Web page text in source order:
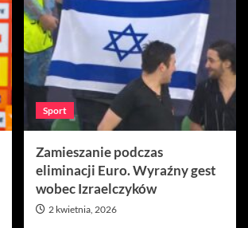
Sport
Zamieszanie podczas
eliminacji Euro. Wyraźny gest
wobec Izraelczyków
2 kwietnia, 2026